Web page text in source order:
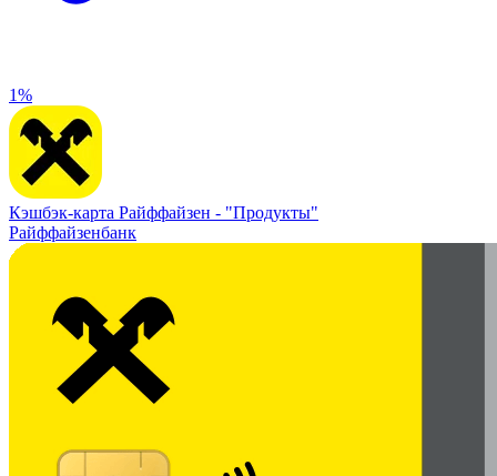
1%
Кэшбэк-карта Райффайзен - "Продукты"
Райффайзенбанк